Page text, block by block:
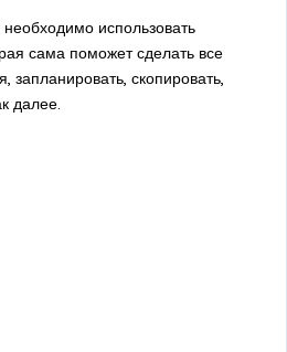
использовать
сама поможет сделать все
запланировать, скопировать,
далее.